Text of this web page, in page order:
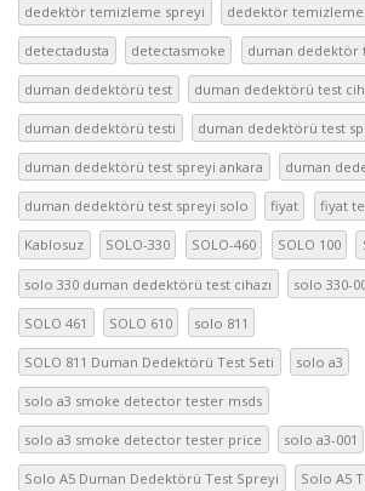
dedektör temizleme spreyi dedektör temizleme
detectadusta detectasmoke duman dedektör
duman dedektörü test duman dedektörü test
duman dedektörü testi duman dedektörü test
duman dedektörü test spreyi ankara duman
duman dedektörü test spreyi solo fiyat fiyat
Kablosuz SOLO-330 SOLO-460 SOLO 100
solo 330 duman dedektörü test cihazı solo 330-
SOLO 461 SOLO 610 solo 811
SOLO 811 Duman Dedektörü Test Seti solo a3
solo a3 smoke detector tester msds
solo a3 smoke detector tester price solo a3-001
Solo A5 Duman Dedektörü Test Spreyi Solo A5